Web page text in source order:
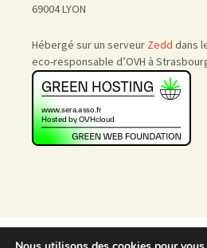
69004 LYON
Hébergé sur un serveur Zedd dans
eco-responsable d’OVH à